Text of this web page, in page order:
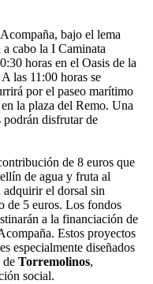
bajo el lema
cabo la I Caminata
horas en el Oasis de la
las 11:00 horas se
por el paseo marítimo
la plaza del Remo. Una
podrán disfrutar de
de 8 euros que
de agua y fruta al
el dorsal sin
de 5 euros. Los fondos
a la financiación de
Estos proyectos
especialmente diseñados
de Torremolinos,
social.